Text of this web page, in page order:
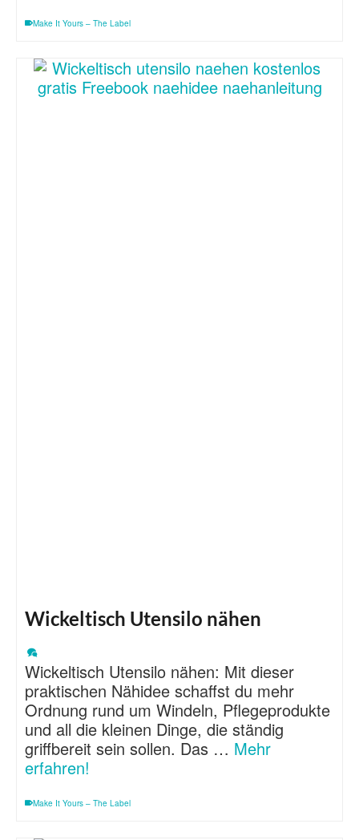
Make It Yours – The Label
Wickeltisch Utensilo nähen
Wickeltisch Utensilo nähen: Mit dieser
praktischen Nähidee schaffst du mehr
Ordnung rund um Windeln, Pflegeprodukte
und all die kleinen Dinge, die ständig
griffbereit sein sollen. Das … Mehr
erfahren!
Make It Yours – The Label